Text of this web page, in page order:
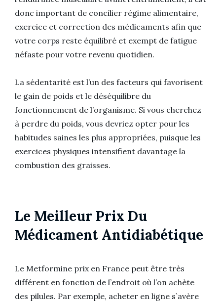
donc important de concilier régime alimentaire,
exercice et correction des médicaments afin que
votre corps reste équilibré et exempt de fatigue
néfaste pour votre revenu quotidien.
La sédentarité est l’un des facteurs qui favorisent
le gain de poids et le déséquilibre du
fonctionnement de l’organisme. Si vous cherchez
à perdre du poids, vous devriez opter pour les
habitudes saines les plus appropriées, puisque les
exercices physiques intensifient davantage la
combustion des graisses.
Le Meilleur Prix Du
Médicament Antidiabétique
Le Metformine prix en France peut être très
différent en fonction de l’endroit où l’on achète
des pilules. Par exemple, acheter en ligne s`avère